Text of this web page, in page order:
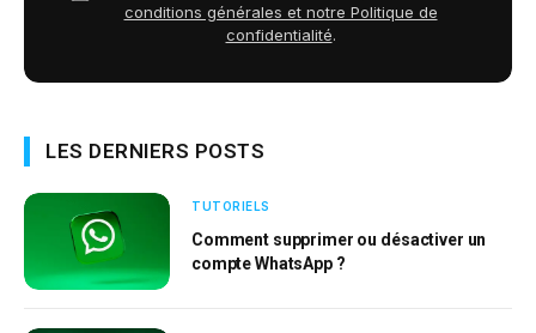
conditions générales et notre Politique de
confidentialité.
LES DERNIERS POSTS
TUTORIELS
Comment supprimer ou désactiver un
compte WhatsApp ?